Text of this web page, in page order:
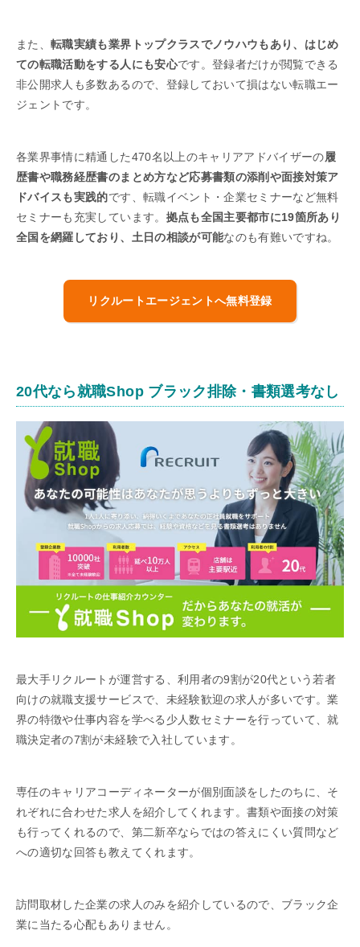
また、転職実績も業界トップクラスでノウハウもあり、はじめ
ての転職活動をする人にも安心です。登録者だけが閲覧できる
非公開求人も多数あるので、登録しておいて損はない転職エー
ジェントです。
各業界事情に精通した470名以上のキャリアアドバイザーの履
歴書や職務経歴書のまとめ方など応募書類の添削や面接対策ア
ドバイスも実践的です、転職イベント・企業セミナーなど無料
セミナーも充実しています。 拠点も全国主要都市に19箇所あり
全国を網羅しており、土日の相談が可能なのも有難いですね。
リクルートエージェントへ無料登録
20代なら就職Shop ブラック排除・書類選考なし
最大手リクルートが運営する、利用者の9割が20代という若者
向けの就職支援サービスで、未経験歓迎の求人が多いです。業
界の特徴や仕事内容を学べる少人数セミナーを行っていて、就
職決定者の7割が未経験で入社しています。
専任のキャリアコーディネーターが個別面談をしたのちに、そ
れぞれに合わせた求人を紹介してくれます。書類や面接の対策
も行ってくれるので、第二新卒ならではの答えにくい質問など
への適切な回答も教えてくれます。
訪問取材した企業の求人のみを紹介しているので、ブラック企
業に当たる心配もありません。